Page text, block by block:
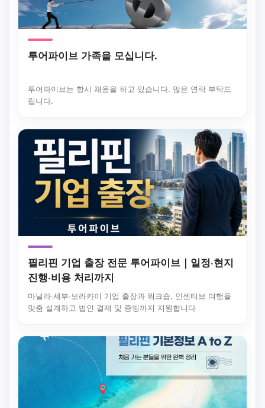
투어파이브 가족을 모십니다.
투어파이브는 항시 채용을 하고 있습니다. 많은 연락 부탁드
립니다.
필리핀 기업 출장 전문 투어파이브｜일정·현지
진행·비용 처리까지
마닐라·세부·보라카이 기업 출장과 워크숍, 인센티브 여행을
맞춤 설계하고 법인 결제 및 증빙까지 지원합니다